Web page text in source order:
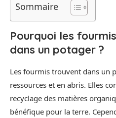
Sommaire
Pourquoi les
dans un potager ?
Les fourmis trouvent dans un
ressources et en abris. Elles
recyclage des matières
bénéfique pour la terre.